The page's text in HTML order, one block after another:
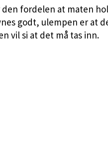
fordelen at maten
godt, ulempen er at
vil si at det må tas inn.